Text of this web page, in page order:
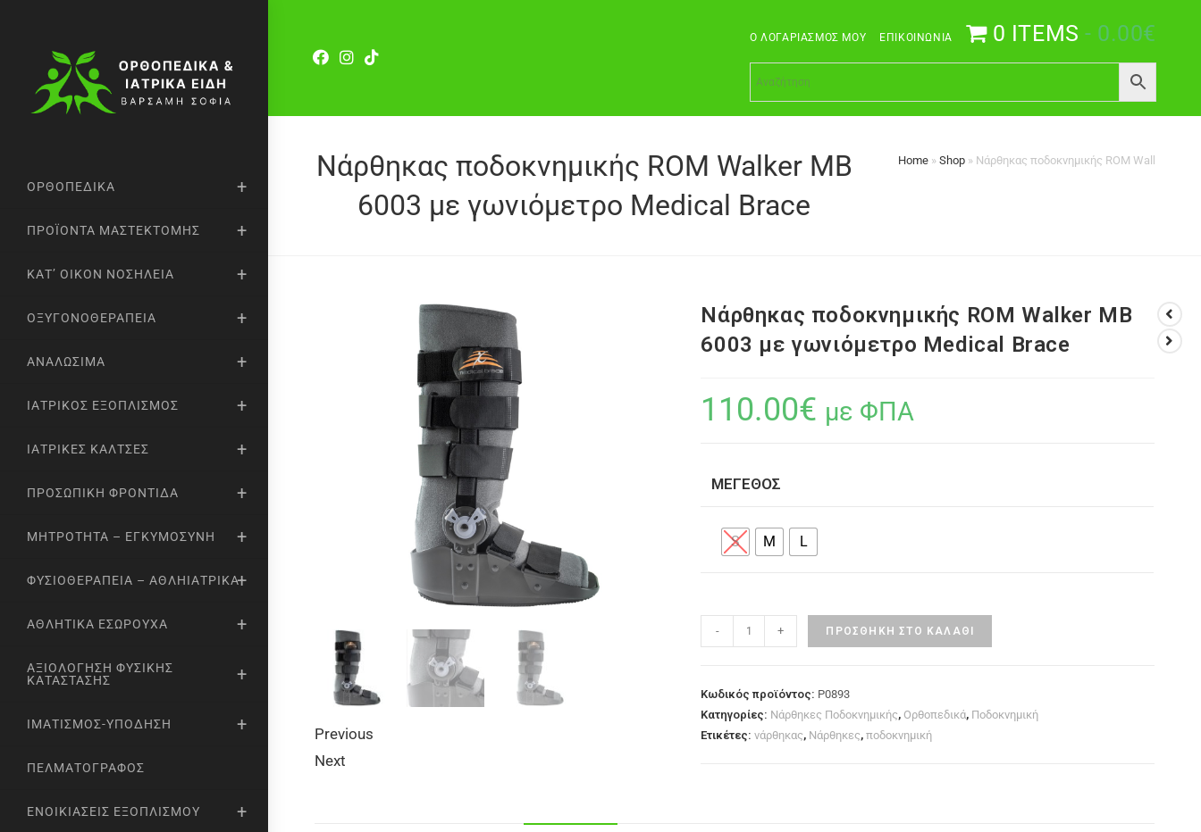
Ο ΛΟΓΑΡΙΑΣΜΌΣ ΜΟΥ ΕΠΙΚΟΙΝΩΝΊΑ 0 ITEMS 0.00€
ΟΡΘΟΠΕΔΙΚΆ
ΠΡΟΪΌΝΤΑ ΜΑΣΤΕΚΤΟΜΉΣ
ΚΑΤ’ ΟΊΚΟΝ ΝΟΣΗΛΕΊΑ
ΟΞΥΓΟΝΟΘΕΡΑΠΕΊΑ
ΑΝΑΛΏΣΙΜΑ
ΙΑΤΡΙΚΌΣ ΕΞΟΠΛΙΣΜΌΣ
ΙΑΤΡΙΚΈΣ ΚΆΛΤΣΕΣ
ΠΡΟΣΩΠΙΚΉ ΦΡΟΝΤΊΔΑ
ΜΗΤΡΌΤΗΤΑ – ΕΓΚΥΜΟΣΎΝΗ
ΦΥΣΙΟΘΕΡΑΠΕΊΑ – ΑΘΛΗΙΑΤΡΙΚΆ
ΑΘΛΗΤΙΚΆ ΕΣΏΡΟΥΧΑ
ΑΞΙΟΛΌΓΗΣΗ ΦΥΣΙΚΉΣ
ΚΑΤΆΣΤΑΣΗΣ
ΙΜΑΤΙΣΜΌΣ-ΥΠΌΔΗΣΗ
ΠΕΛΜΑΤΟΓΡΆΦΟΣ
ΕΝΟΙΚΙΆΣΕΙΣ ΕΞΟΠΛΙΣΜΟΎ
Νάρθηκας ποδοκνημικής ROM Walker MB
6003 με γωνιόμετρο Medical Brace
Home »Shop » Νάρθηκας ποδοκνημικής ROM Walker MB
Previous
Next
Νάρθηκας ποδοκνημικής ROM Walker MB
6003 με γωνιόμετρο Medical Brace
110.00€ με ΦΠΑ
ΜΈΓΕΘΟΣ
S M L
- + ΠΡΟΣΘΉΚΗ ΣΤΟ ΚΑΛΆΘΙ
Κωδικός προϊόντος: P0893
Κατηγορίες: Νάρθηκες Ποδοκνημικής, Ορθοπεδικά, Ποδοκνημική
Ετικέτες:νάρθηκας, Νάρθηκες,ποδοκνημική